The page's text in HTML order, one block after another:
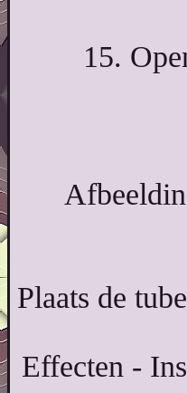
15.
Plaats de
Effecten -